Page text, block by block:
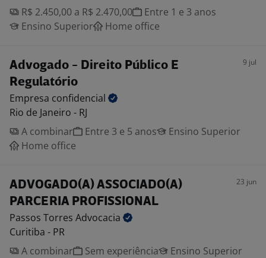
R$ 2.450,00 a R$ 2.470,00
Entre 1 e 3 anos
Ensino Superior
Home office
Advogado - Direito Público E
Regulatório
9 jul
Empresa confidencial
Rio de Janeiro - RJ
A combinar
Entre 3 e 5 anos
Ensino Superior
Home office
ADVOGADO(A) ASSOCIADO(A)
PARCERIA PROFISSIONAL
23 jun
Passos Torres Advocacia
Curitiba - PR
A combinar
Sem experiência
Ensino Superior